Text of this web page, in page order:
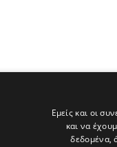
Εμείς και οι
και να
δεδομένα,